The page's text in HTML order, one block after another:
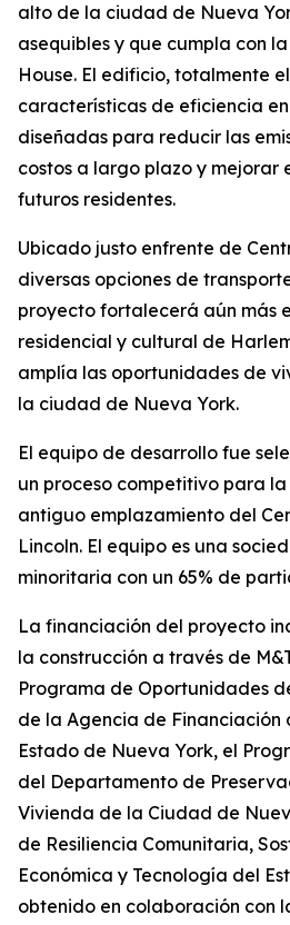
alto de la ciudad de Nueva
asequibles y que cumpla con
House. El edificio, totalmente
características de eficiencia
diseñadas para reducir las
costos a largo plazo y mejorar
futuros residentes.
Ubicado justo enfrente de
diversas opciones de
proyecto fortalecerá aún más
residencial y cultural de
amplía las oportunidades de
la ciudad de Nueva York.
El equipo de desarrollo fue
un proceso competitivo para
antiguo emplazamiento del
Lincoln. El equipo es una
minoritaria con un 65% de
La financiación del proyecto
la construcción a través de
Programa de Oportunidades
de la Agencia de Financiación
Estado de Nueva York, el
del Departamento de
Vivienda de la Ciudad de
de Resiliencia Comunitaria,
Económica y Tecnología del
obtenido en colaboración con